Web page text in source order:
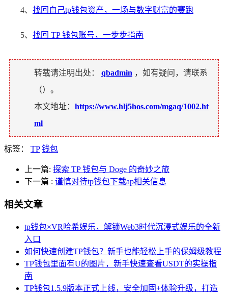
4、 找回自己tp钱包资产，一场与数字财富的赛跑
5、 找回 TP 钱包账号，一步步指南
转载请注明出处： qbadmin ，如有疑问，请联系
（）。
本文地址： https://www.hlj5hos.com/mgaq/1002.ht
ml
标签： TP 钱包
上一篇: 探索 TP 钱包与 Doge 的奇妙之旅
下一篇 : 谨慎对待tp钱包下载ap相关信息
相关文章
tp钱包×VR哈希娱乐，解锁Web3时代沉浸式娱乐的全新
入口
如何快速创建TP钱包？新手也能轻松上手的保姆级教程
TP钱包里面有U的图片，新手快速查看USDT的实操指
南
TP钱包1.5.9版本正式上线，安全加固+体验升级，打造